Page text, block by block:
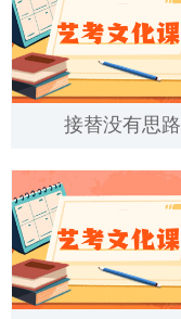
接替没有思路